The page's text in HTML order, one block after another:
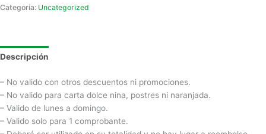
Categoría: Uncategorized
Descripción
– No valido con otros descuentos ni promociones.
– No valido para carta dolce nina, postres ni naranjada.
– Valido de lunes a domingo.
– Valido solo para 1 comprobante.